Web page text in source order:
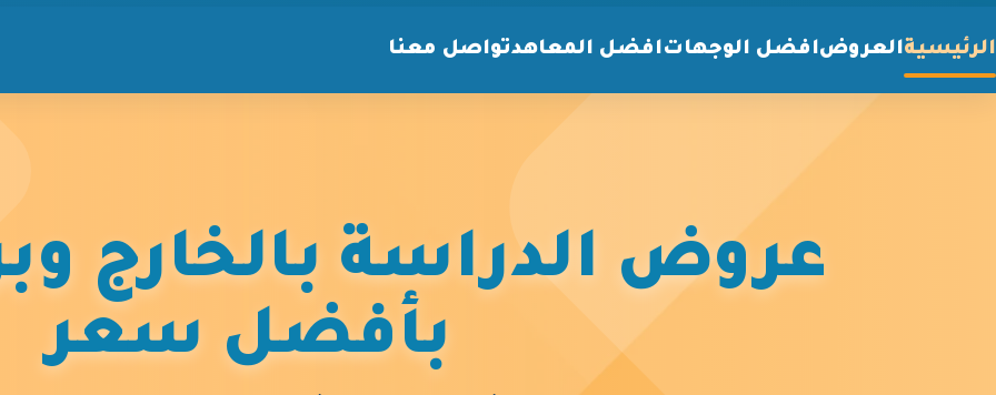
الرئيسيةالعروضافضل الوجهاتافضل المعاهدتواصل معنا
عروض الدراسة بالخارج
بأفضل سعر